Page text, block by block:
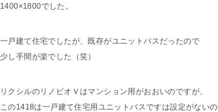
1400×1800でした。
一戸建て住宅でしたが、既存がユニットバスだったので
少し手間が楽でした（笑）
リクシルのリノビオＶはマンション用がおおいのですが、
この1418は一戸建て住宅用ユニットバスですは設定がないの